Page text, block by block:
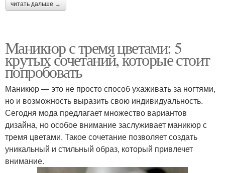
читать дальше →
Маникюр с тремя цветами: 5
крутых сочетаний, которые стоит
попробовать
Маникюр — это не просто способ ухаживать за ногтями,
но и возможность выразить свою индивидуальность.
Сегодня мода предлагает множество вариантов
дизайна, но особое внимание заслуживает маникюр с
тремя цветами. Такое сочетание позволяет создать
уникальный и стильный образ, который привлечет
внимание.